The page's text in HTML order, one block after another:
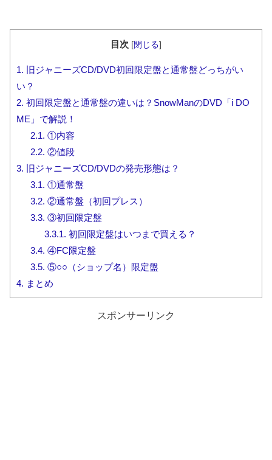
目次 [閉じる]
1. 旧ジャニーズCD/DVD初回限定盤と通常盤どっちがい
い？
2. 初回限定盤と通常盤の違いは？SnowManのDVD「i DO
ME」で解説！
2.1. ①内容
2.2. ②値段
3. 旧ジャニーズCD/DVDの発売形態は？
3.1. ①通常盤
3.2. ②通常盤（初回プレス）
3.3. ③初回限定盤
3.3.1. 初回限定盤はいつまで買える？
3.4. ④FC限定盤
3.5. ⑤○○（ショップ名）限定盤
4. まとめ
スポンサーリンク